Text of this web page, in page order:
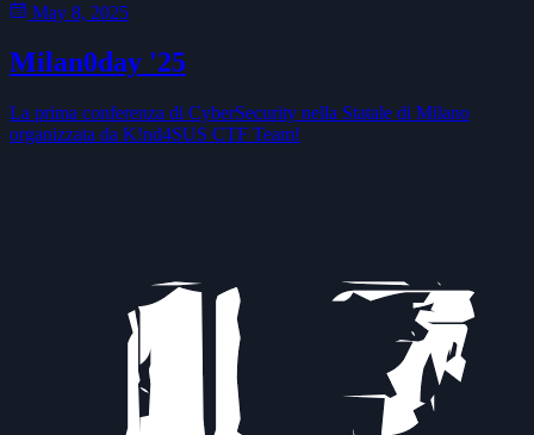
May 8, 2025
Milan0day '25
La prima conferenza di CyberSecurity nella Statale di Milano
organizzata da K!nd4SUS CTF Team!